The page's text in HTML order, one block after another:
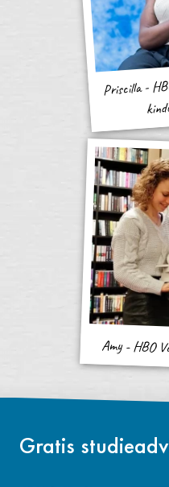
Priscilla -
Amy - HBO
Gratis